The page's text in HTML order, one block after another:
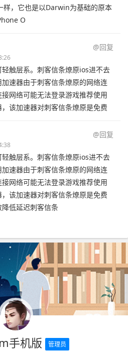
样，它也是以Darwin为基础的原本
O
@回复
触层系。刺客信条燎原ios进不去
速器由于刺客信条燎原的网络连
网络可能无法登录游戏推荐使用
该加速器对刺客信条燎原是免费
@回复
触层系。刺客信条燎原ios进不去
速器由于刺客信条燎原的网络连
网络可能无法登录游戏推荐使用
该加速器对刺客信条燎原是免费
低延迟刺客信条
手机版 管理员